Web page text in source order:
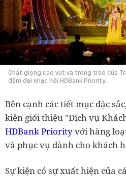
Chất giọng cao vút và trong trẻo của
đêm đại nhạc hội HDBank Priority.
Bên cạnh các tiết mục đặc
kiện giới thiệu "Dịch vụ
HDBank Priorityvới hàng
và phục vụ dành cho khách
Sự kiện có sự xuất hiện của